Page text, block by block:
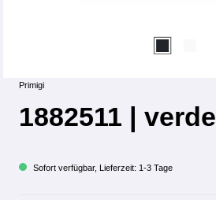
Primigi
1882511 | verde
Sofort verfügbar, Lieferzeit: 1-3 Tage